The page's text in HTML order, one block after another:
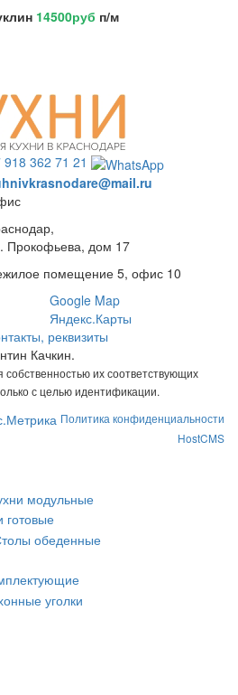
14500руб п/м
918 362 71 21
Прокофьева, дом 17
помещение 5, офис 10
Google Map
Яндекс.Карты
реквизиты
Качкин.
их соответствующих
с целью идентификации.
Политика конфиденциальности
HostCMS
модульные
готовые
обеденные
уголки